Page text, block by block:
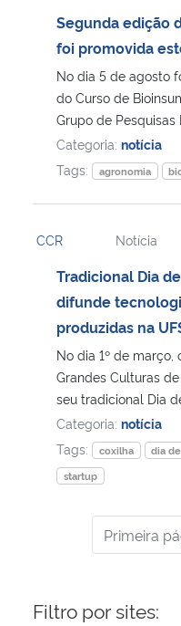
Segunda edição
foi promovida
No dia 5 de agosto
do Curso de
Grupo de Pesquisas
Categoria: notícia
Tags:
agronomia
CCR Notícia
Tradicional Dia
difunde
produzidas na
No dia 1º de março,
Grandes Culturas
seu tradicional Dia
Categoria: notícia
Tags:
coxilha dia
startup
Primeira
Filtro por sites: